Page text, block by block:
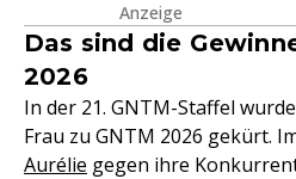
Anzeige
Das sind die
2026
In der 21. GNTM-Staffel
Frau zu GNTM 2026 gekürt.
Aurélie gegen ihre